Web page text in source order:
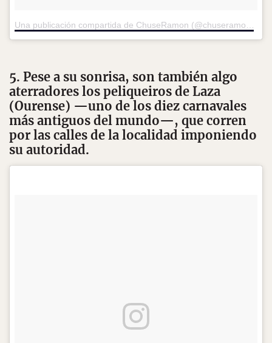
Una publicación compartida de ChuseRamon (@chuseramon)
5. Pese a su sonrisa, son también algo
aterradores los peliqueiros de Laza
(Ourense) —uno de los diez carnavales
más antiguos del mundo—, que corren
por las calles de la localidad imponiendo
su autoridad.